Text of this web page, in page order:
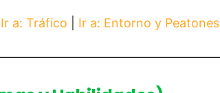
Ir a: Tráfico Ir a: Entorno y Peatones